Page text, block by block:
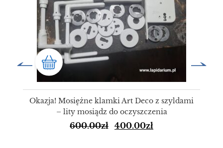
Okazja! Mosiężne klamki Art Deco z szyldami
– lity mosiądz do oczyszczenia
600.00zł 400.00zł